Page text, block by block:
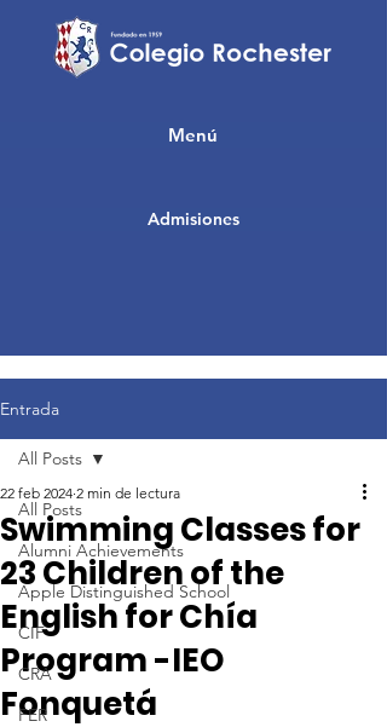
Admisiones
Menú
Entrada
All Posts
Alumni Achievements
Apple Distinguished School
CIF
CRA
FER
All Posts
Swimming Classes for
23 Children of the
English for Chía
Program -IEO
Fonquetá
22 feb 2024 2 min de lectura